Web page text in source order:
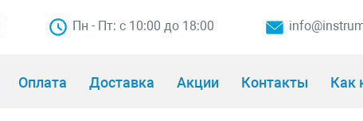
Пн - Пт: с 10:00 до 18:00
Оплата Доставка Акции Контакты Как